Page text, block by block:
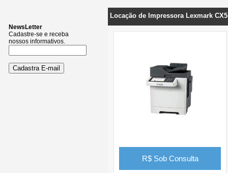
NewsLetter
Cadastre-se e receba
nossos informativos.
Locação de Impressora Lexmark
R$ Sob Consulta